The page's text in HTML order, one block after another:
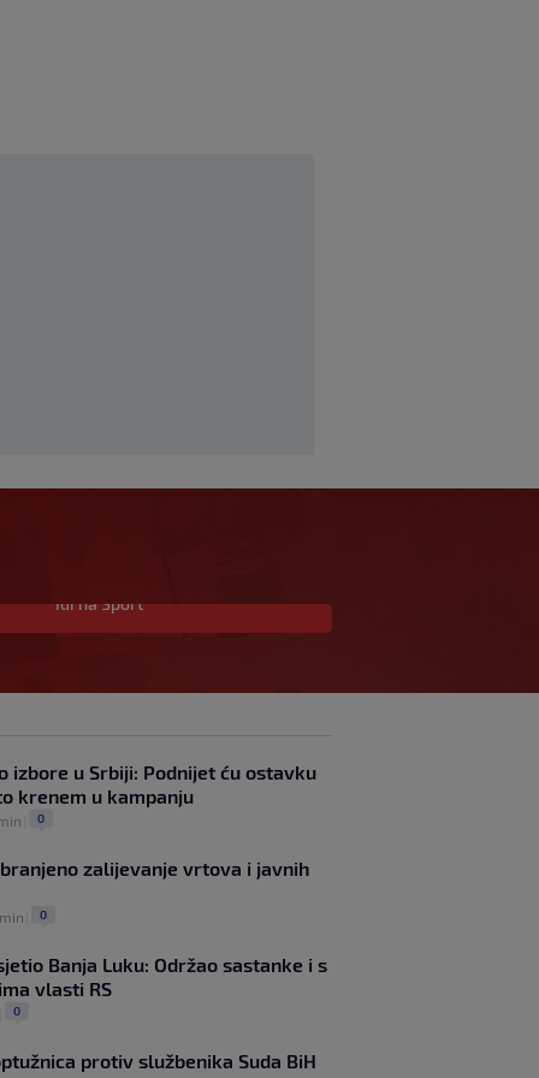
Ako ste na moru, mogli
Federera
poruku Infantinu: "Ništa
se ne mijenja, bojkot
Svjetskog prvenstva i
FIFA još nije uplatila
Svjetskog prvenstva
NOGOMET| prije 1 h| 0
Barcelona "krade"
Svjetskog prvenstva –
žestok šamar Real
Idi na Sport
izbore u Srbiji: Podnijet ću ostavku
krenem u kampanju
0
zalijevanje vrtova i javnih
0
Banja Luku: Održao sastanke i s
vlasti RS
0
protiv službenika Suda BiH